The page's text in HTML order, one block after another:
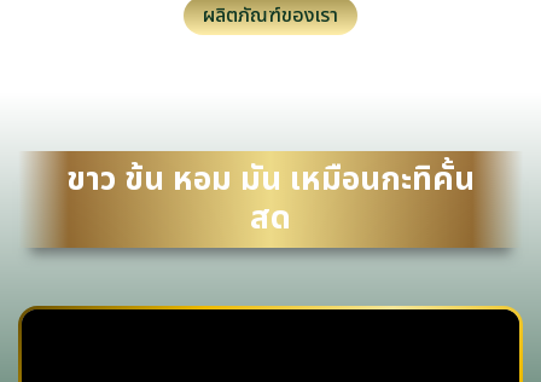
ผลิตภัณฑ์ของเรา
ขาว ข้น หอม มัน เหมือนกะทิคั้น
สด